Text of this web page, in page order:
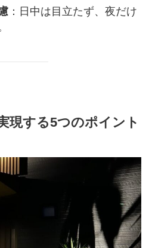
：日中は目立たず、夜だけ
現する5つのポイント